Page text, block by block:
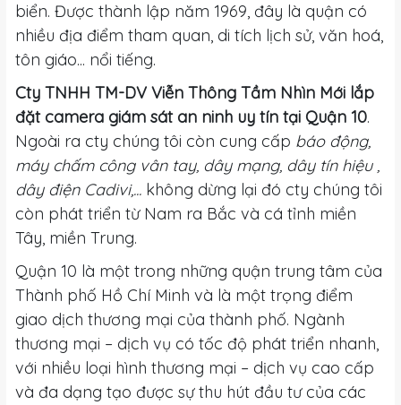
biển. Được thành lập năm 1969, đây là quận có
nhiều địa điểm tham quan, di tích lịch sử, văn hoá,
tôn giáo... nổi tiếng.
Cty TNHH TM-DV Viễn Thông Tầm Nhìn Mới lắp
đặt camera giám sát an ninh uy tín tại Quận 10.
Ngoài ra cty chúng tôi còn cung cấp báo động,
máy chấm công vân tay, dây mạng, dây tín hiệu ,
dây điện Cadivi,... không dừng lại đó cty chúng tôi
còn phát triển từ Nam ra Bắc và cá tỉnh miền
Tây, miền Trung.
Quận 10 là một trong những quận trung tâm của
Thành phố Hồ Chí Minh và là một trọng điểm
giao dịch thương mại của thành phố. Ngành
thương mại – dịch vụ có tốc độ phát triển nhanh,
với nhiều loại hình thương mại – dịch vụ cao cấp
và đa dạng tạo được sự thu hút đầu tư của các